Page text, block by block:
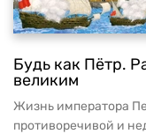
Будь как Пётр.
великим
Жизнь императора
противоречивой и